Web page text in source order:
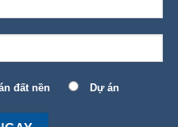
đất nền Dự án